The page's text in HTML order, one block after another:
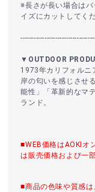
※長さが長い場合は
イズにカットしてく
▼OUTDOOR
1973年カリフォルニ
岸の匂いを感じさせ
能性」「革新的なマ
ランド。
■WEB価格はAOKIオ
は販売価格および一
■商品の色味や質感